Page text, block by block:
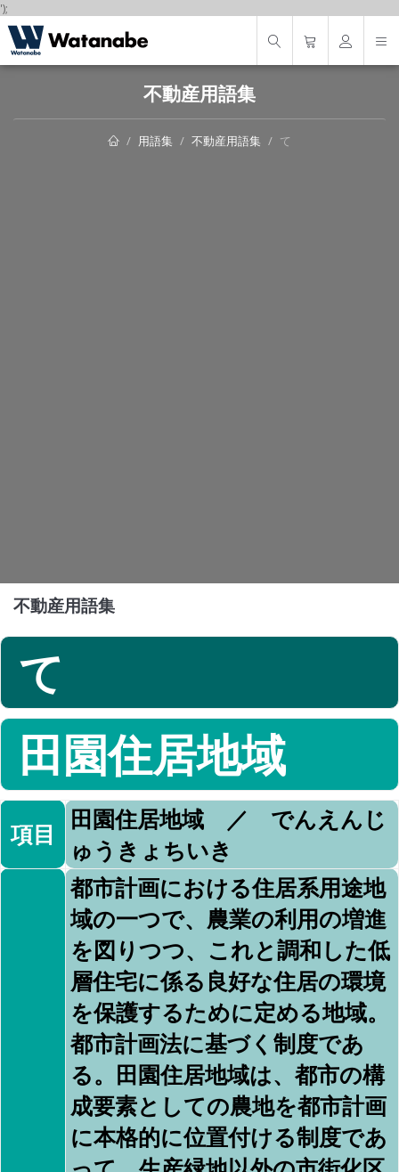
');
不動産用語集
用語集 不動産用語集 て
不動産用語集
て
田園住居地域
項目
田園住居地域 ／ でんえんじ
ゅうきょちいき
都市計画における住居系用途地
域の一つで、農業の利用の増進
を図りつつ、これと調和した低
層住宅に係る良好な住居の環境
を保護するために定める地域。
都市計画法に基づく制度であ
る。田園住居地域は、都市の構
成要素としての農地を都市計画
に本格的に位置付ける制度であ